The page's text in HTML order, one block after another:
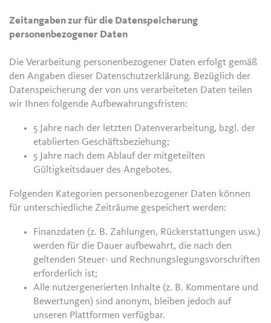
Zeitangaben zur für die Datenspeicherung
personenbezogener Daten
Die Verarbeitung personenbezogener Daten erfolgt gemäß
den Angaben dieser Datenschutzerklärung. Bezüglich der
Datenspeicherung der von uns verarbeiteten Daten teilen
wir Ihnen folgende Aufbewahrungsfristen:
5 Jahre nach der letzten Datenverarbeitung, bzgl. der
etablierten Geschäftsbeziehung;
5 Jahre nach dem Ablauf der mitgeteilten
Gültigkeitsdauer des Angebotes.
Folgenden Kategorien personenbezogener Daten können
für unterschiedliche Zeiträume gespeichert werden:
Finanzdaten (z. B. Zahlungen, Rückerstattungen usw.)
werden für die Dauer aufbewahrt, die nach den
geltenden Steuer- und Rechnungslegungsvorschriften
erforderlich ist;
Alle nutzergenerierten Inhalte (z. B. Kommentare und
Bewertungen) sind anonym, bleiben jedoch auf
unseren Plattformen verfügbar.